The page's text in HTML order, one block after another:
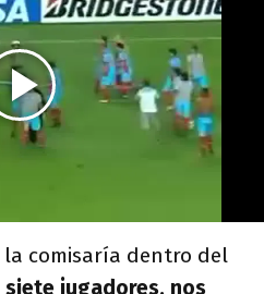
comisaría dentro del
siete jugadores, nos